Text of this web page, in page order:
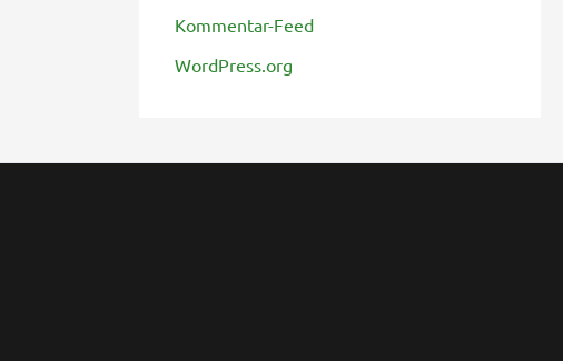
Kommentar-Feed
WordPress.org